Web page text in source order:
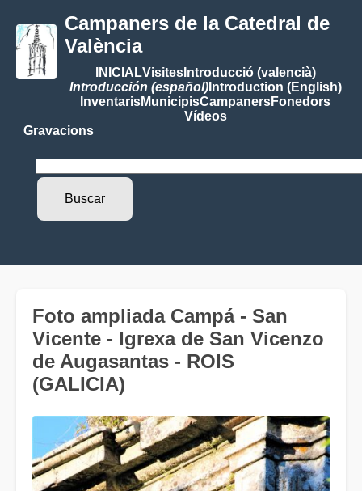
Campaners de la Catedral de
València
INICIALVisitesIntroducció (valencià)
Introducción (español)Introduction (English)
InventarisMunicipisCampanersFonedors
Vídeos
Gravacions
Foto ampliada Campá - San
Vicente - Igrexa de San Vicenzo
de Augasantas - ROIS
(GALICIA)